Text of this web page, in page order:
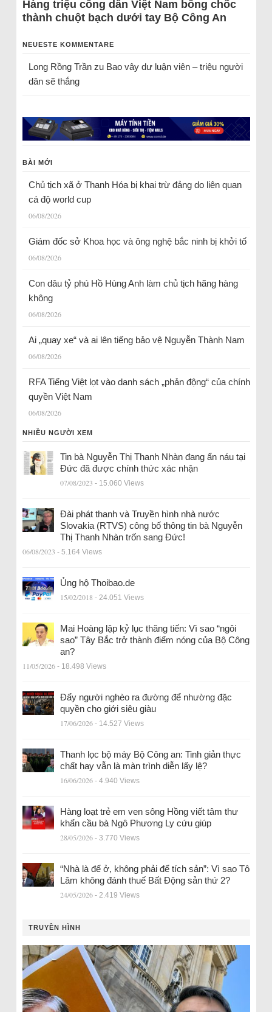
Hàng triệu công dân Việt Nam bỗng chốc
thành chuột bạch dưới tay Bộ Công An
NEUESTE KOMMENTARE
Long Rồng Trầnzu Bao vây dư luận viên – triệu người
dân sẽ thắng
BÀI MỚI
Chủ tịch xã ở Thanh Hóa bị khai trừ đảng do liên quan
cá độ world cup
06/08/2026
Giám đốc sở Khoa học và ông nghệ bắc ninh bị khởi tố
06/08/2026
Con dâu tỷ phú Hồ Hùng Anh làm chủ tịch hãng hàng
không
06/08/2026
Ai „quay xe“ và ai lên tiếng bảo vệ Nguyễn Thành Nam
06/08/2026
RFA Tiếng Việt lọt vào danh sách „phản động“ của chính
quyền Việt Nam
06/08/2026
NHIỀU NGƯỜI XEM
Tin bà Nguyễn Thị Thanh Nhàn đang ẩn náu tại
Đức đã được chính thức xác nhận
07/08/2023 - 15.060 Views
Đài phát thanh và Truyền hình nhà nước
Slovakia (RTVS) công bố thông tin bà Nguyễn
Thị Thanh Nhàn trốn sang Đức!
06/08/2023 - 5.164 Views
Ủng hộ Thoibao.de
15/02/2018 - 24.051 Views
Mai Hoàng lập kỷ lục thăng tiến: Vì sao “ngôi
sao” Tây Bắc trở thành điểm nóng của Bộ Công
an?
11/05/2026 - 18.498 Views
Đẩy người nghèo ra đường để nhường đặc
quyền cho giới siêu giàu
17/06/2026 - 14.527 Views
Thanh lọc bộ máy Bộ Công an: Tinh giản thực
chất hay vẫn là màn trình diễn lấy lệ?
16/06/2026 - 4.940 Views
Hàng loạt trẻ em ven sông Hồng viết tâm thư
khẩn cầu bà Ngô Phương Ly cứu giúp
28/05/2026 - 3.770 Views
“Nhà là để ở, không phải để tích sản”: Vì sao Tô
Lâm không đánh thuế Bất Động sản thứ 2?
24/05/2026 - 2.419 Views
TRUYỀN HÌNH